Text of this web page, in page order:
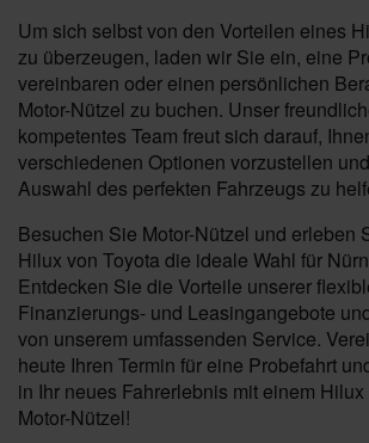
Um sich selbst von den Vorteilen eines
zu überzeugen, laden wir Sie ein, eine
vereinbaren oder einen persönlichen
Motor-Nützel zu buchen. Unser
kompetentes Team freut sich darauf,
verschiedenen Optionen vorzustellen
Auswahl des perfekten Fahrzeugs zu
Besuchen Sie Motor-Nützel und erleben
Hilux von Toyota die ideale Wahl für
Entdecken Sie die Vorteile unserer
Finanzierungs- und Leasingangebote
von unserem umfassenden Service.
heute Ihren Termin für eine Probefahrt
in Ihr neues Fahrerlebnis mit einem
Motor-Nützel!